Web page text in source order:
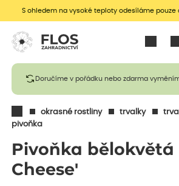
S ohledem na vysoké teploty odesíláme pouze
Doručíme v pořádku nebo zdarma
okrasné rostliny trvalky
pivoňka
Pivoňka bělokvětá
Cheese'